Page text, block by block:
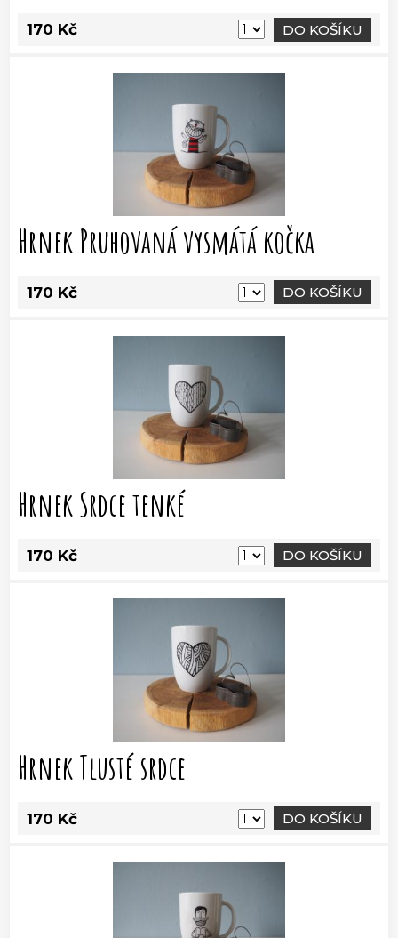
170 Kč DO KOŠÍKU
Hrnek Pruhovaná vysmátá kočka
170 Kč DO KOŠÍKU
Hrnek Srdce tenké
170 Kč DO KOŠÍKU
Hrnek Tlusté srdce
170 Kč DO KOŠÍKU